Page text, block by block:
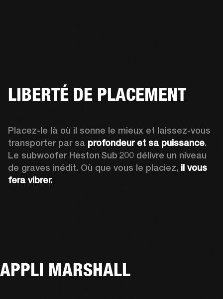
LIBERTÉ DE PLACEMENT
Placez-le là où il sonne le mieux et laissez-vous
transporter par sa profondeur et sa puissance.
Le subwoofer Heston Sub 200 délivre un niveau
de graves inédit. Où que vous le placiez, il vous
fera vibrer.
APPLI MARSHALL